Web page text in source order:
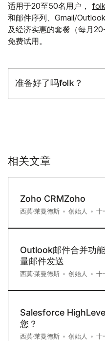
适用于20至50名用户， folk
和邮件序列、Gmail/
及经济实惠的套餐（每月
免费试用。
准备好了吗folk？
相关文章
Zoho CRMZoho
西莫·莱曼德斯 • 创始人 • 十
Outlook邮件合并功
量邮件发送
西莫·莱曼德斯 • 创始人 • 十
Salesforce
您？
西莫·莱曼德斯 • 创始人 • 十